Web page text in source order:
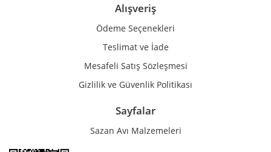
Alışveriş
Ödeme Seçenekleri
Teslimat ve İade
Mesafeli Satış Sözleşmesi
Gizlilik ve Güvenlik Politikası
Sayfalar
Sazan Avı Malzemeleri